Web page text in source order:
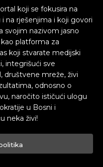
koji se fokusira na
na rješenjima i koji govori
svojim nazivom jasno
platforma za
koji stvarate medijski
integrišući sve
društvene mreže, živi
odnosno o
naročito ističući ulogu
u Bosni i
neka živi!